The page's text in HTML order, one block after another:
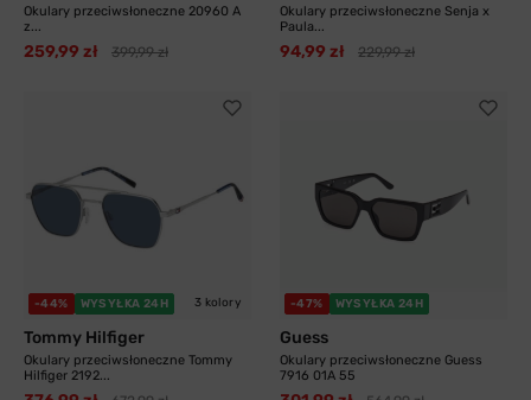
Okulary przeciwsłoneczne 20960 A
z...
259,99 zł 399,99 zł
Okulary przeciwsłoneczne Senja x
Paula...
94,99 zł 229,99 zł
-44% WYSYŁKA 24H 3 kolory
Tommy Hilfiger
Okulary przeciwsłoneczne Tommy
Hilfiger 2192...
-47% WYSYŁKA 24H
Guess
Okulary przeciwsłoneczne Guess
7916 01A 55